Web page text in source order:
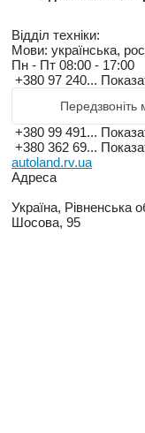
Відділ техніки:
Мови: українська,
Пн - Пт 08:00 - 17:00
+380 97 240...
Передзвоніть
+380 99 491...
+380 362 69...
autoland.rv.ua
Адреса
Україна, Рівненська
Шосова, 95